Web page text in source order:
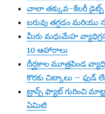
చాలా తక్కువ-కేలరీ డైట్స్
బరువు తగ్గడం మరియు
మీరు మధుమేహ
10 ఆహారాలు
దీర్ఘకాల మూత్రపిండ
కొరకు చిట్కాలు – ఫుడ్
ట్రాన్స్ ఫ్యాట్ గురించి
ఏమిటి